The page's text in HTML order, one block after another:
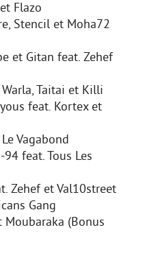
Flazo
Stencil et Moha72
et Gitan feat. Zehef
Taitai et Killi
feat. Kortex et
Vagabond
feat. Tous Les
Zehef et Val10street
Gang
Moubaraka (Bonus